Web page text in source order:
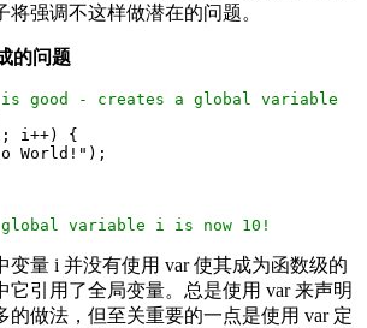
将强调不这样做潜在的问题。
的问题
good - creates a global variable
; i++) {
World! " );
global variable i is now 10!
量 i 并没有使用 var 使其成为函数级的
它引用了全局变量。总是使用 var 来声明
的做法，但至关重要的一点是使用 var 定